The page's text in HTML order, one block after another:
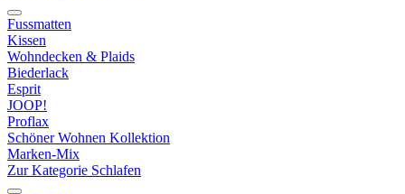
Fussmatten
Kissen
Wohndecken & Plaids
Biederlack
Esprit
JOOP!
Proflax
Schöner Wohnen Kollektion
Marken-Mix
Zur Kategorie Schlafen